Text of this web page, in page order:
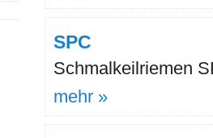
SPC
Schmalkeilriemen
mehr »